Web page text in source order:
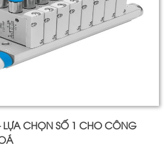
LỰA CHỌN SỐ 1 CHO CÔNG